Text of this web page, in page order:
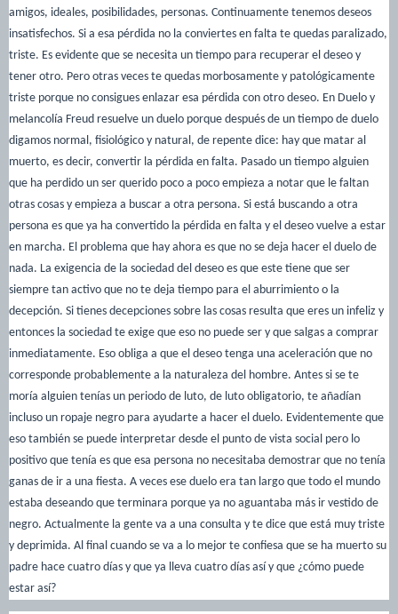
amigos, ideales, posibilidades, personas. Continuamente tenemos deseos
insatisfechos. Si a esa pérdida no la conviertes en falta te quedas paralizado,
triste. Es evidente que se necesita un tiempo para recuperar el deseo y
tener otro. Pero otras veces te quedas morbosamente y patológicamente
triste porque no consigues enlazar esa pérdida con otro deseo. En Duelo y
melancolía Freud resuelve un duelo porque después de un tiempo de duelo
digamos normal, fisiológico y natural, de repente dice: hay que matar al
muerto, es decir, convertir la pérdida en falta. Pasado un tiempo alguien
que ha perdido un ser querido poco a poco empieza a notar que le faltan
otras cosas y empieza a buscar a otra persona. Si está buscando a otra
persona es que ya ha convertido la pérdida en falta y el deseo vuelve a estar
en marcha. El problema que hay ahora es que no se deja hacer el duelo de
nada. La exigencia de la sociedad del deseo es que este tiene que ser
siempre tan activo que no te deja tiempo para el aburrimiento o la
decepción. Si tienes decepciones sobre las cosas resulta que eres un infeliz y
entonces la sociedad te exige que eso no puede ser y que salgas a comprar
inmediatamente. Eso obliga a que el deseo tenga una aceleración que no
corresponde probablemente a la naturaleza del hombre. Antes si se te
moría alguien tenías un periodo de luto, de luto obligatorio, te añadían
incluso un ropaje negro para ayudarte a hacer el duelo. Evidentemente que
eso también se puede interpretar desde el punto de vista social pero lo
positivo que tenía es que esa persona no necesitaba demostrar que no tenía
ganas de ir a una fiesta. A veces ese duelo era tan largo que todo el mundo
estaba deseando que terminara porque ya no aguantaba más ir vestido de
negro. Actualmente la gente va a una consulta y te dice que está muy triste
y deprimida. Al final cuando se va a lo mejor te confiesa que se ha muerto su
padre hace cuatro días y que ya lleva cuatro días así y que ¿cómo puede
estar así?